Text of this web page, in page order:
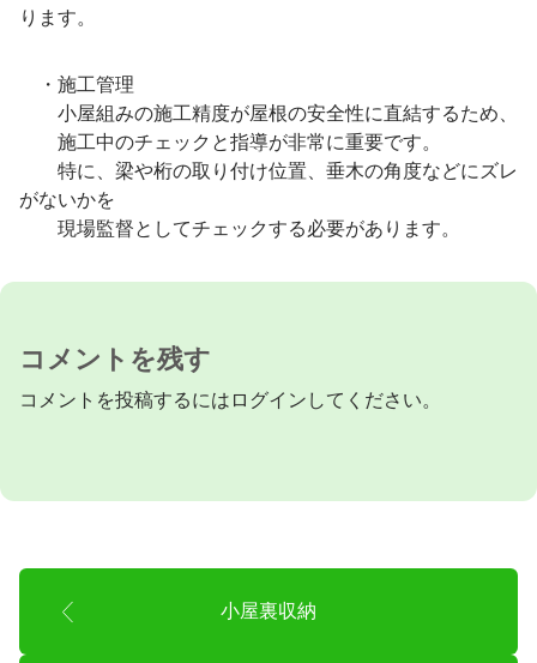
ります。
・施工管理
小屋組みの施工精度が屋根の安全性に直結するため、
施工中のチェックと指導が非常に重要です。
特に、梁や桁の取り付け位置、垂木の角度などにズレ
がないかを
現場監督としてチェックする必要があります。
コメントを残す
コメントを投稿するには ログイン してください。
小屋裏収納